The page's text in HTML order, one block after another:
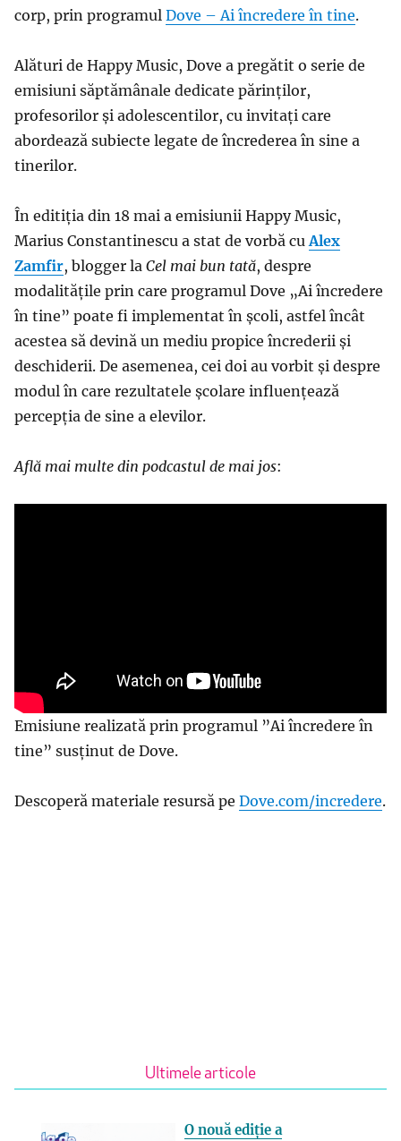
corp, prin programul Dove – Ai încredere în tine.
Alături de Happy Music, Dove a pregătit o serie de
emisiuni săptămânale dedicate părinților,
profesorilor și adolescentilor, cu invitați care
abordează subiecte legate de încrederea în sine a
tinerilor.
În editiția din 18 mai a emisiunii Happy Music,
Marius Constantinescu a stat de vorbă cu Alex
Zamfir, blogger la Cel mai bun tată, despre
modalitățile prin care programul Dove „Ai încredere
în tine” poate fi implementat în școli, astfel încât
acestea să devină un mediu propice încrederii și
deschiderii. De asemenea, cei doi au vorbit și despre
modul în care rezultatele școlare influențează
percepția de sine a elevilor.
Află mai multe din podcastul de mai jos:
Emisiune realizată prin programul ”Ai încredere în
tine” susținut de Dove.
Descoperă materiale resursă pe Dove.com/incredere.
Ultimele articole
O nouă ediție a